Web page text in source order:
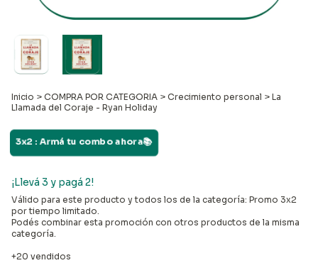
Inicio > COMPRA POR CATEGORIA > Crecimiento personal > La
Llamada del Coraje - Ryan Holiday
3x2 : Armá tu combo ahora📚
¡Llevá 3 y pagá 2!
Válido para este producto y todos los de la categoría: Promo 3x2
por tiempo limitado.
Podés combinar esta promoción con otros productos de la misma
categoría.
+20 vendidos